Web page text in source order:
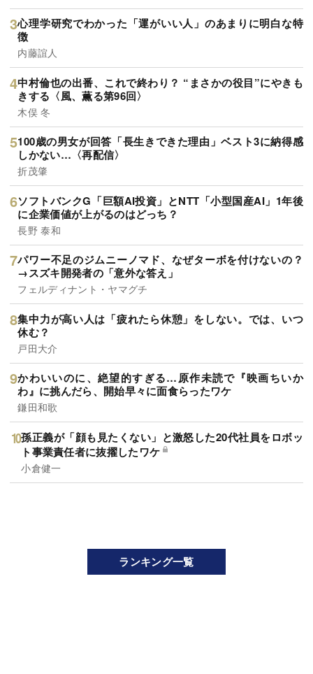
心理学研究でわかった「運がいい人」のあまりに明白な特
徴
内藤誼人
中村倫也の出番、これで終わり？ “まさかの役目”にやきも
きする〈風、薫る第96回〉
木俣 冬
100歳の男女が回答「長生きできた理由」ベスト3に納得感
しかない…〈再配信〉
折茂肇
ソフトバンクG「巨額AI投資」とNTT「小型国産AI」1年後
に企業価値が上がるのはどっち？
長野 泰和
パワー不足のジムニーノマド、なぜターボを付けないの？
→スズキ開発者の「意外な答え」
フェルディナント・ヤマグチ
集中力が高い人は「疲れたら休憩」をしない。では、いつ
休む？
戸田大介
かわいいのに、絶望的すぎる…原作未読で『映画ちいか
わ』に挑んだら、開始早々に面食らったワケ
鎌田和歌
孫正義が「顔も見たくない」と激怒した20代社員をロボッ
ト事業責任者に抜擢したワケ
小倉健一
ランキング一覧